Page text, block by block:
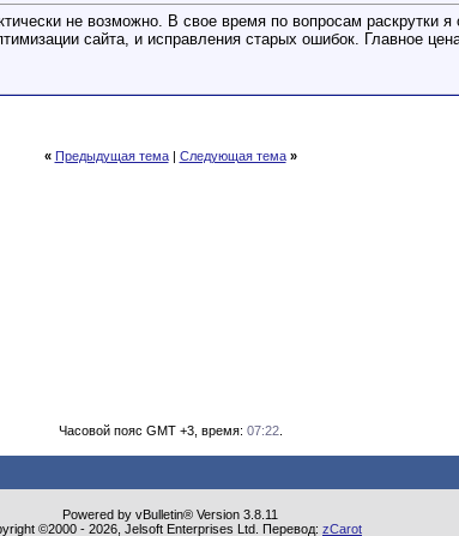
не возможно. В свое время по вопросам раскрутки
сайта, и исправления старых ошибок. Главное
« Предыдущая тема| Следующая тема »
Часовой пояс GMT +3, время: 07:22.
Powered by vBulletin® Version 3.8.11
©2000 - 2026, Jelsoft Enterprises Ltd. Перевод: zCarot